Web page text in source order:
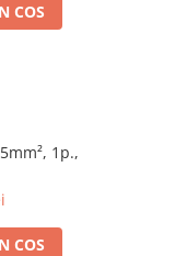
COS
1p.,
COS